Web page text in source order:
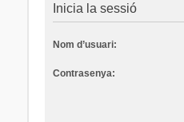
Inicia la sessió
Nom d’usuari:
Contrasenya: